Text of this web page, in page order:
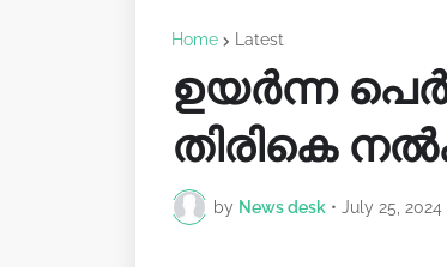
Home Latest
ഉയര്‍ന്ന
തിരികെ
by News desk • July 25, 2024